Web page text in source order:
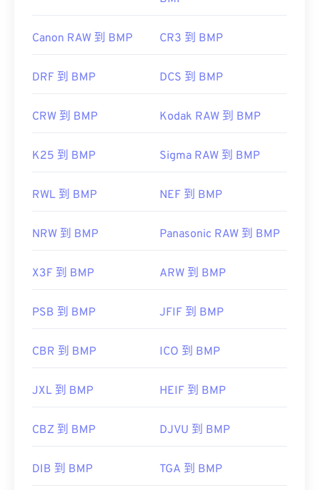
Canon RAW 到 BMP CR3 到 BMP
DRF 到 BMP DCS 到 BMP
CRW 到 BMP Kodak RAW 到 BMP
K25 到 BMP Sigma RAW 到 BMP
RWL 到 BMP NEF 到 BMP
NRW 到 BMP Panasonic RAW 到 BMP
X3F 到 BMP ARW 到 BMP
PSB 到 BMP JFIF 到 BMP
CBR 到 BMP ICO 到 BMP
JXL 到 BMP HEIF 到 BMP
CBZ 到 BMP DJVU 到 BMP
DIB 到 BMP TGA 到 BMP